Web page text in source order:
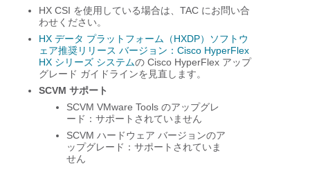
HX CSI を使用している場合は、TAC にお問い合
わせください。
HX データ プラットフォーム（HXDP）ソフトウ
ェア推奨リリース バージョン：Cisco HyperFlex
HX シリーズ システムの Cisco HyperFlex アップ
グレード ガイドラインを見直します。
SCVM サポート
SCVM VMware Tools のアップグレ
ード：サポートされていません
SCVM ハードウェア バージョンのア
ップグレード：サポートされていま
せん